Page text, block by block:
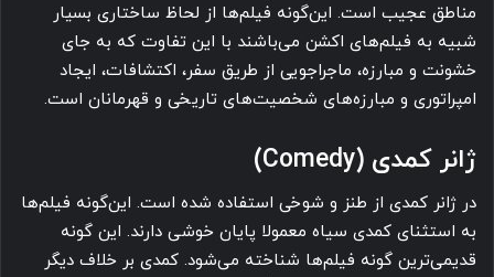
مناطق عجیب است. این‌گونه فیلم‌ها از لحاظ ساختاری بسیار
شبیه به فیلم‌های اکشن می‌باشند با این تفاوت که به جای
خشونت و مبارزه، ماجراجویی از طریق سفر، اکتشافات، ایجاد
امپراتوری و مبارزه‌های شخصیت‌های تاریخی و قهرمانان است.
ژانر کمدی (Comedy)
در ژانر کمدی از طنز و شوخی استفاده شده است. این‌گونه فیلم‌ها
به استثنای کمدی سیاه معمولا پایان خوشی دارند. این گونه
قدیمی‌ترین گونه فیلم‌ها شناخته می‌شود. کمدی بر خلاف دیگر